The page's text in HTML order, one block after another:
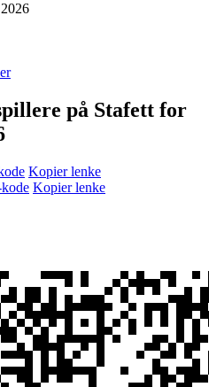
på Stafett for
Kopier lenke
Kopier lenke